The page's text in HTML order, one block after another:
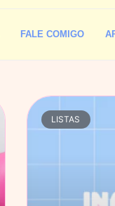
FALE COMIGO
LISTAS